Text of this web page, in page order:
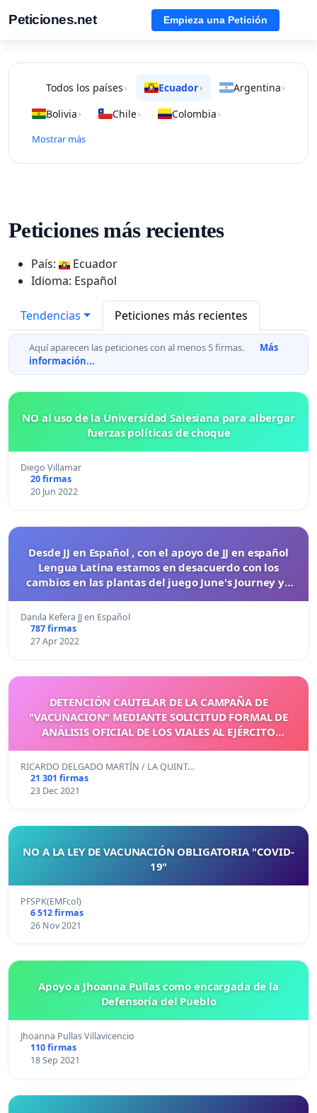
Peticiones.net Empieza una Petición
Todos los países › Ecuador› Argentina ›
Bolivia › Chile› Colombia ›
Mostrar más
Peticiones más recientes
País:
Ecuador
Idioma: Español
Tendencias Peticiones más recientes
Aquí aparecen las peticiones con al menos 5 firmas.
Más
información...
NO al uso de la Universidad Salesiana para albergar
fuerzas políticas de choque
Diego Villamar
20 firmas
20 Jun 2022
Desde JJ en Español , con el apoyo de JJ en español
Lengua Latina estamos en desacuerdo con los
cambios en las plantas del juego June's Journey ya
Danila Kefera JJ en Español
787 firmas
27 Apr 2022
DETENCIÓN CAUTELAR DE LA CAMPAÑA DE
"VACUNACION" MEDIANTE SOLICITUD FORMAL DE
ANÁLISIS OFICIAL DE LOS VIALES AL EJÉRCITO
RICARDO DELGADO MARTÍN / LA QUINT…
21 301 firmas
23 Dec 2021
NO A LA LEY DE VACUNACIÓN OBLIGATORIA "COVID-
19"
PFSPK(EMFcol)
6 512 firmas
26 Nov 2021
Apoyo a Jhoanna Pullas como encargada de la
Defensoría del Pueblo
Jhoanna Pullas Villavicencio
110 firmas
18 Sep 2021